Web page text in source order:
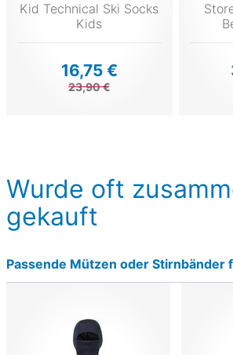
Kid Technical Ski Socks
Kids
16,75 €
23,90 €
Wurde oft
gekauft
Passende Mützen oder Stirnbänder